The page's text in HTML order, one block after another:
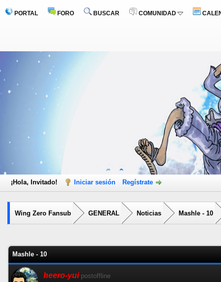
PORTAL FORO BUSCAR COMUNIDAD
¡Hola, Invitado! Iniciar sesión Regístrate
Wing Zero Fansub GENERAL Noticias Mashle - 10
Mashle - 10
heero-yui postoffline